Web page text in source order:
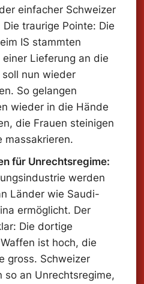
einfacher Schweizer
traurige Pointe: Die
IS stammten
Lieferung an die
soll nun wieder
So gelangen
wieder in die Hände
die Frauen steinigen
massakrieren.
für Unrechtsregime:
werden
Länder wie Saudi-
ermöglicht. Der
Die dortige
ist hoch, die
gross. Schweizer
so an Unrechtsregime,